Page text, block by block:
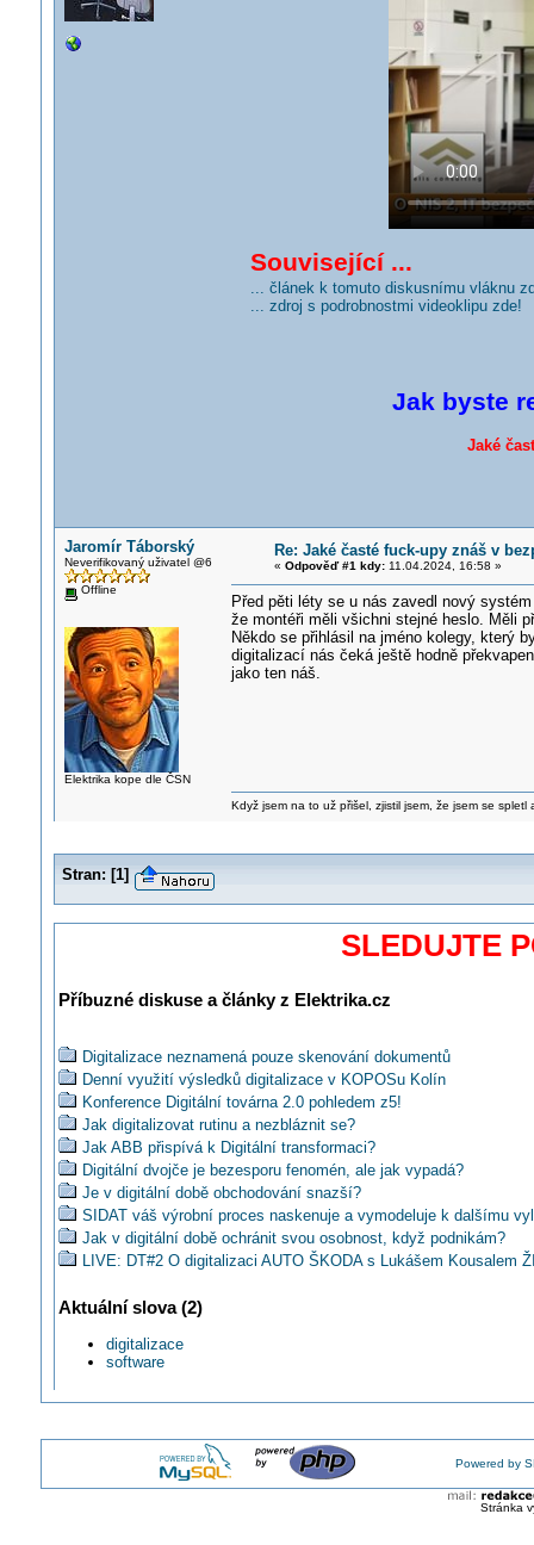
Související ...
... článek k tomuto diskusnímu vláknu
... zdroj s podrobnostmi videoklipu zde!
Jak byste
Jaké
Jaromír Táborský
Neverifikovaný uživatel @6
Offline
Elektrika kope dle ČSN
Re: Jaké časté fuck-upy znáš v
« Odpověď #1 kdy:11.04.2024, 16:58 »
Před pěti léty se u nás zavedl nový
že montéři měli všichni stejné heslo. Měli
Někdo se přihlásil na jméno kolegy, který
digitalizací nás čeká ještě hodně
jako ten náš.
Když jsem na to už přišel, zjistil jsem, že jsem se
Stran: [1]
SLEDUJTE
Příbuzné diskuse a články z Elektrika.cz
Digitalizace neznamená pouze skenování dokumentů
Denní využití výsledků digitalizace v KOPOSu Kolín
Konference Digitální továrna 2.0 pohledem z5!
Jak digitalizovat rutinu a nezbláznit se?
Jak ABB přispívá k Digitální transformaci?
Digitální dvojče je bezesporu fenomén, ale jak vypadá?
Je v digitální době obchodování snazší?
SIDAT váš výrobní proces naskenuje a vymodeluje k dalšímu
Jak v digitální době ochránit svou osobnost, když podnikám?
LIVE: DT#2 O digitalizaci AUTO ŠKODA s Lukášem Kousalem
LIVE TECO: Uplatnění FOXTROTu v projektech bytových domů
ŽIVĚ ve 13:00
IP007# DT#2 O digitalizaci AUTO ŠKODA s Lukášem Kousalem
Mezinárodní strojírenský veletrh 2020 se konat nebude ...
R4M: Co budeme v budoucnu ovládat hlasem?
Biometrická čtečka pro rozpoznání obličeje
Aktuální slova (2)
digitalizace
software
Powered by
Stránka